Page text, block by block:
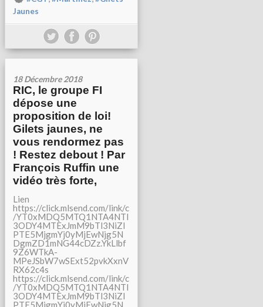
Jaunes
18 Décembre 2018
RIC, le groupe FI
dépose une
proposition de loi!
Gilets jaunes, ne
vous rendormez pas
! Restez debout ! Par
François Ruffin une
vidéo très forte,
Lien
https://click.mlsend.com/link/c
/YT0xMDQ5MTQ1NTA4NTI
3ODY4MTExJmM9bTl3NiZl
PTE5MjgmYj0yMjEwNjg5N
DgmZD1mNG44cDZz.YkLlbf
9Z6WTkA-
MPeJSbW7wSExt52pvkXxnV
RX62c4s
https://click.mlsend.com/link/c
/YT0xMDQ5MTQ1NTA4NTI
3ODY4MTExJmM9bTl3NiZl
PTE5MjgmYj0yMjEwNjg5N